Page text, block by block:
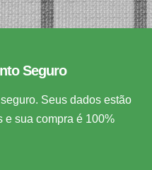
Seguro
Seus dados estão
e sua compra é 100%